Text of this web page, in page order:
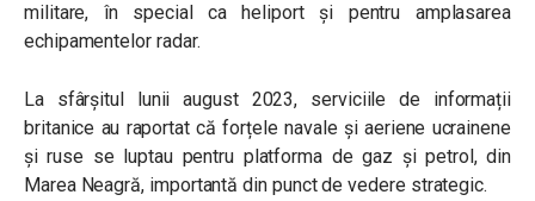
militare, în special ca heliport și pentru amplasarea
echipamentelor radar.
La sfârșitul lunii august 2023, serviciile de informații
britanice au raportat că forțele navale și aeriene ucrainene
și ruse se luptau pentru platforma de gaz și petrol, din
Marea Neagră, importantă din punct de vedere strategic.